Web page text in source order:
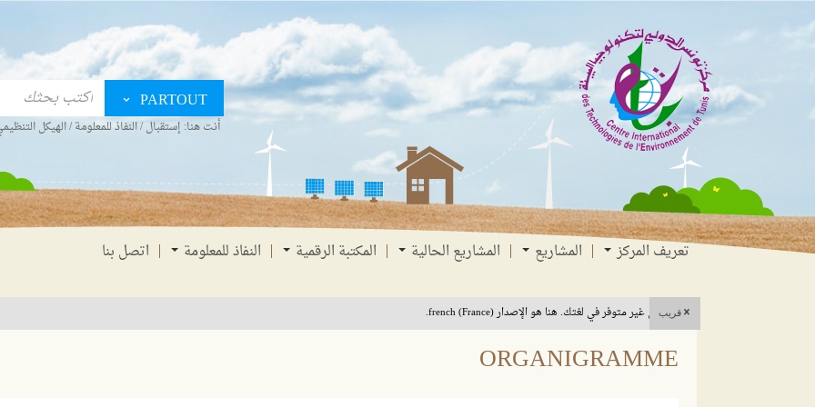
انتقل
القائمة
انتقال
المحتوى
الانتقال
البحث
PARTOUT
أنت هنا: إستقبال/النفاذ للمعلومة/الهيكل
تعريف المركز المشاريع المشاريع الحالية المكتبة الرقمية النفاذ للمعلومة اتصل بنا
هذا المحتوى غير متوفر في لغتك. هنا هو الإصدار french (France).
قريب
ORGANIGRAMME